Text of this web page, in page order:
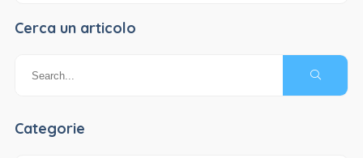
Cerca un articolo
Categorie